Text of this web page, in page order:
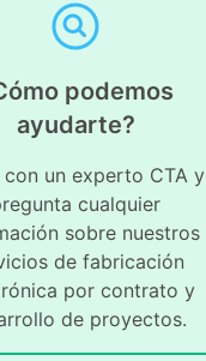
podemos
ayudarte?
con un experto CTA y
cualquier
sobre nuestros
de fabricación
por contrato y
de proyectos.